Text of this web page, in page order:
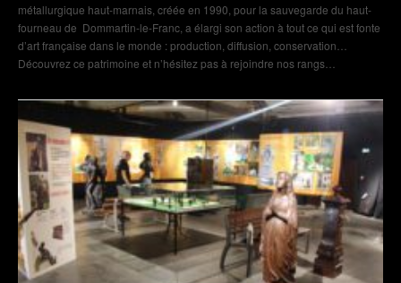
métallurgique haut-marnais, créée en 1990, pour la sauvegarde du haut-
fourneau de Dommartin-le-Franc, a élargi son action à tout ce qui est fonte
d’art française dans le monde : production, diffusion, conservation…
Découvrez ce patrimoine et n’hésitez pas à rejoindre nos rangs…